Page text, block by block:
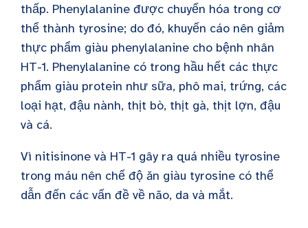
thấp. Phenylalanine được chuyển hóa trong cơ
thể thành tyrosine; do đó, khuyến cáo nên giảm
thực phẩm giàu phenylalanine cho bệnh nhân
HT-1. Phenylalanine có trong hầu hết các thực
phẩm giàu protein như sữa, phô mai, trứng, các
loại hạt, đậu nành, thịt bò, thịt gà, thịt lợn, đậu
và cá.
Vì nitisinone và HT-1 gây ra quá nhiều tyrosine
trong máu nên chế độ ăn giàu tyrosine có thể
dẫn đến các vấn đề về não, da và mắt.